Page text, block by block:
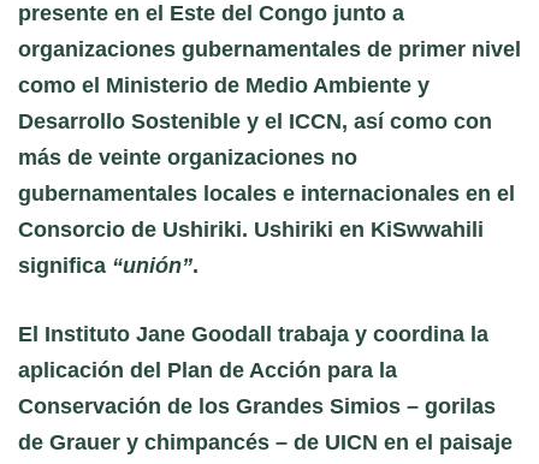
presente en el Este del Congo junto a
organizaciones gubernamentales de primer nivel
como el Ministerio de Medio Ambiente y
Desarrollo Sostenible y el ICCN, así como con
más de veinte organizaciones no
gubernamentales locales e internacionales en el
Consorcio de Ushiriki. Ushiriki en KiSwwahili
significa “unión”.
El Instituto Jane Goodall trabaja y coordina la
aplicación del Plan de Acción para la
Conservación de los Grandes Simios – gorilas
de Grauer y chimpancés – de UICN en el paisaje